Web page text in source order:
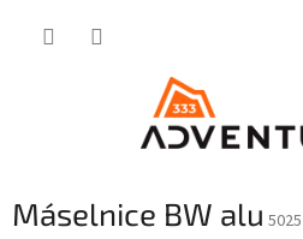
Máselnice BW alu 5025